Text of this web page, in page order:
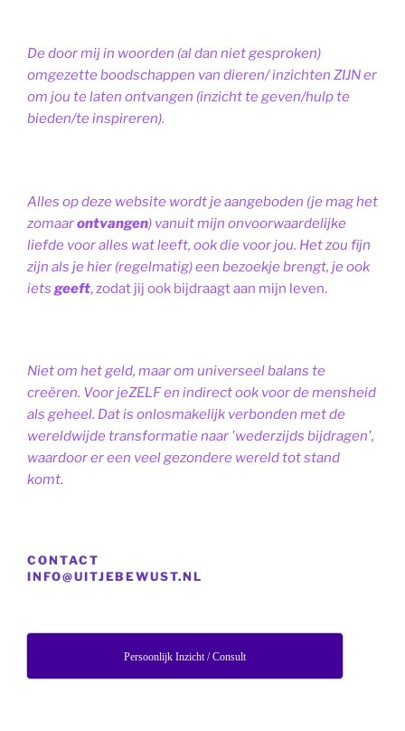
De door mij in woorden (al dan niet gesproken)
omgezette boodschappen van dieren/ inzichten ZIJN er
om jou te laten ontvangen (inzicht te geven/hulp te
bieden/te inspireren).
Alles op deze website wordt je aangeboden (je mag het
zomaarontvangen) vanuit mijn onvoorwaardelijke
liefde voor alles wat leeft, ook die voor jou. Het zou fijn
zijn als je hier (regelmatig) een bezoekje brengt, je ook
iets geeft, zodat jij ook bijdraagt aan mijn leven.
Niet om het geld, maar om universeel balans te
creëren. Voor jeZELF en indirect ook voor de mensheid
als geheel. Dat is onlosmakelijk verbonden met de
wereldwijde transformatie naar 'wederzijds bijdragen',
waardoor er een veel gezondere wereld tot stand
komt.
CONTACT
INFO@UITJEBEWUST.NL
Persoonlijk Inzicht / Consult